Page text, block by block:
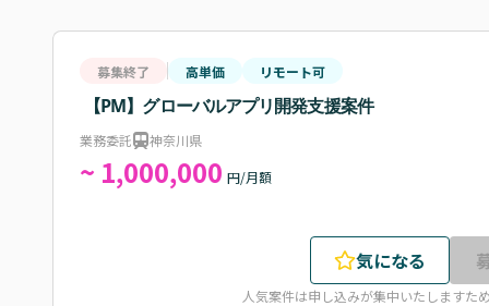
募集終了 高単価 リモート可
【PM】グローバルアプリ開発支援案件
業務委託 神奈川県
~ 1,000,000 円/月額
気になる
人気案件は申し込みが集中いたしますた